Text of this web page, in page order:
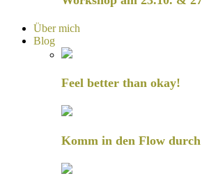
Über mich
Blog
Feel better than okay!
Komm in den Flow durch